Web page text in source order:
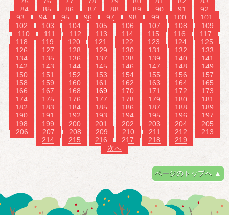
84
85 86 87 88 89 90 91
92
93
94 95 96 97 98 99 100
101
102
103 104 105 106 107 108
109
110
111 112 113 114 115 116
117
118
119 120 121 122 123 124
125
126
127 128 129 130 131 132
133
134
135 136 137 138 139 140
141
142
143 144 145 146 147 148
149
150
151 152 153 154 155 156
157
158
159 160 161 162 163 164
165
166
167 168 169 170 171 172
173
174
175 176 177 178 179 180
181
182
183 184 185 186 187 188
189
190
191 192 193 194 195 196
197
198
199 200 201 202 203 204
205
206
207 208 209 210 211 212
213
214
215 216 217 218
219
次へ
ページのトップへ ▲